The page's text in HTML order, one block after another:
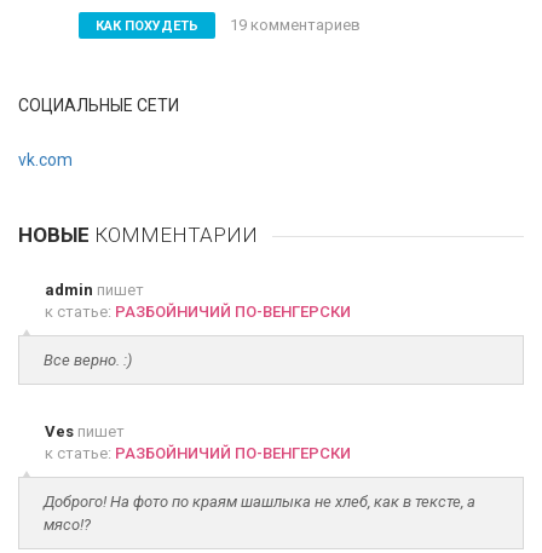
КАК ПОХУДЕТЬ 19 комментариев
СОЦИАЛЬНЫЕ СЕТИ
vk.com
НОВЫЕ КОММЕНТАРИИ
admin пишет
к статье: РАЗБОЙНИЧИЙ ПО-ВЕНГЕРСКИ
Все верно. :)
Ves пишет
к статье: РАЗБОЙНИЧИЙ ПО-ВЕНГЕРСКИ
Доброго! На фото по краям шашлыка не хлеб, как в тексте, а
мясо!?